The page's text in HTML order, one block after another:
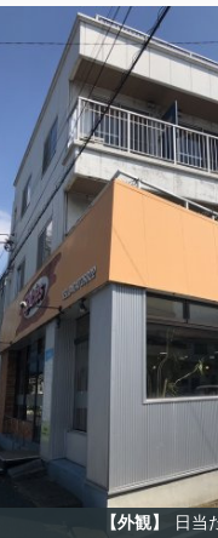
【外観】 日当